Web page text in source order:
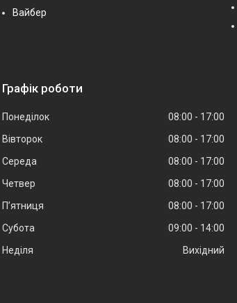
Вайбер
Графік роботи
Понеділок 08:00
17:00
Вівторок
08:00
17:00
Середа
08:00
17:00
Четвер
08:00
17:00
Пʼятниця
08:00
17:00
Субота
09:00
14:00
Неділя
Вихідний